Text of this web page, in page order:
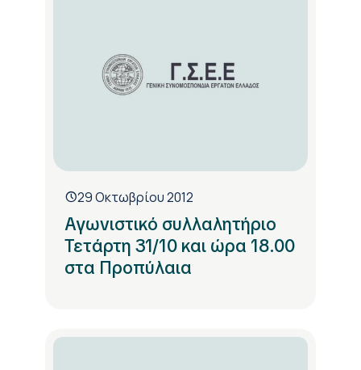
29 Οκτωβρίου 2012
Αγωνιστικό συλλαλητήριο
Τετάρτη 31/10 και ώρα 18.00
στα Προπύλαια